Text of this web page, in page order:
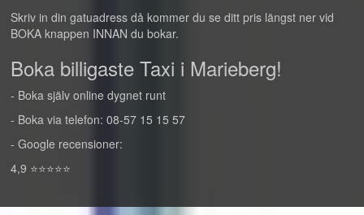
Skriv in din gatuadress då kommer du se ditt pris längst ner vid
BOKA knappen INNAN du bokar.
Boka billigaste Taxi i Marieberg!
- Boka själv online dygnet runt
- Boka via telefon: 08-57 15 15 57
- Google recensioner:
4,9 ⭐⭐⭐⭐⭐